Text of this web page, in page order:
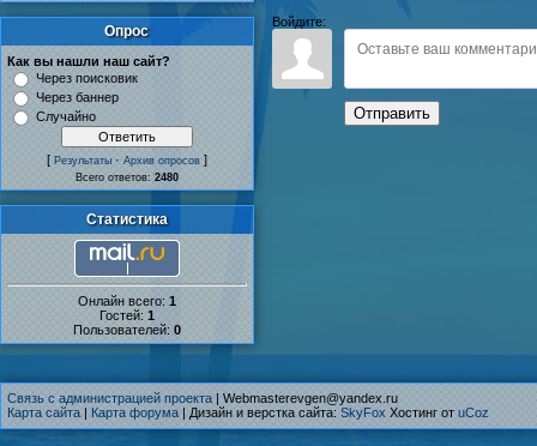
Опрос
Как вы нашли наш сайт?
Через поисковик
Через баннер
Случайно
[ Результаты · Архив опросов ]
Всего ответов: 2480
Статистика
Онлайн всего: 1
Гостей: 1
Пользователей: 0
Войдите:
Отправить
Связь с администрацией проекта | Webmasterevgen@yandex.ru
Карта сайта | Карта форума | Дизайн и верстка сайта: SkyFox Хостинг от uCoz